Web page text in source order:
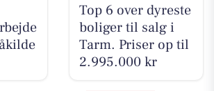
Top 6 over dyreste
boliger til salg i
Tarm. Priser op til
2.995.000 kr